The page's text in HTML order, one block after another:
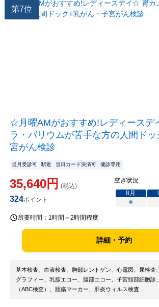
第7位
☆月曜AMがおすすめ!レディースデ
ラ・バリウムが苦手な方の人間ド
宮がん検診
当月受診可 駅近 当日カード決済可 健診専用
35,640円 (税込)
324ポイント
空き状況
8月
○
所要時間： 1時間～2時間程度
詳細・予約
基本検査、血液検査、胸部レントゲン、心電図、尿検査
グラフィー、乳腺エコー、腹部エコー、子宮頸部細胞診
（ABC検査）、腫瘍マーカー、肝炎ウィルス検査